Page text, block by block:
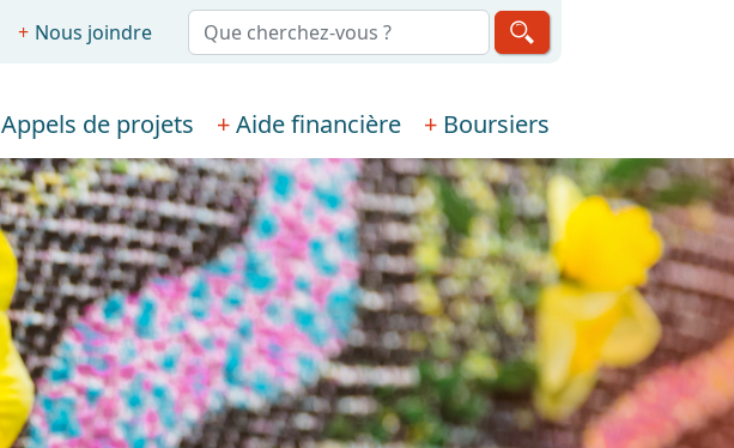
Appels de projets Aide financière Boursiers
Nous joindre Recherche